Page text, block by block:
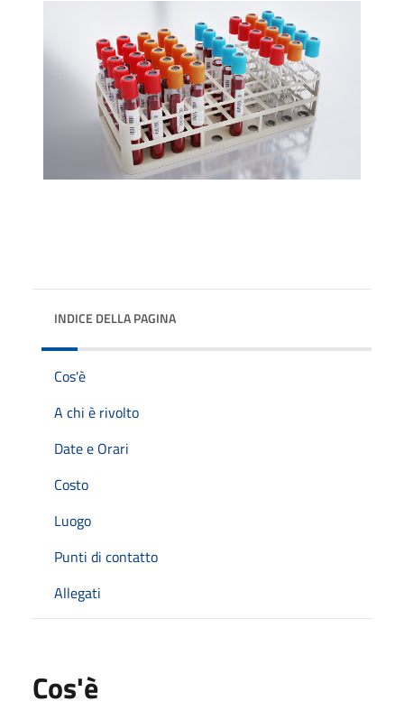
INDICE DELLA PAGINA
Cos'è
A chi è rivolto
Date e Orari
Costo
Luogo
Punti di contatto
Allegati
Cos'è